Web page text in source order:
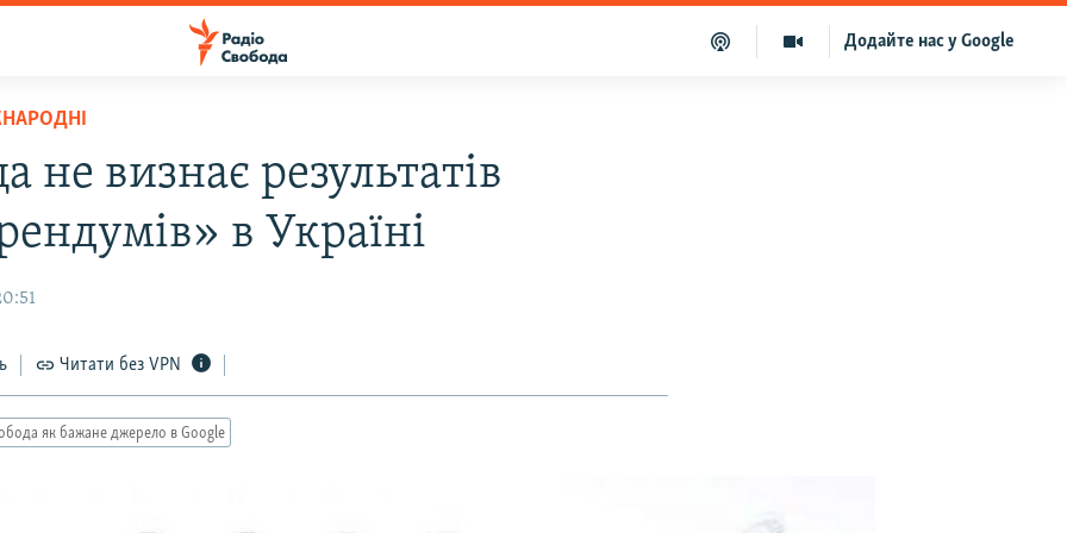
Додайте нас у Google
не визнає результатів
в Україні
Читати без VPN
як бажане джерело в Google